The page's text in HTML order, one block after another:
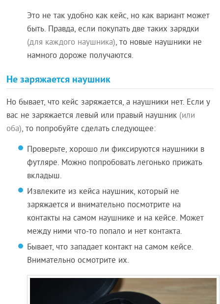
Это не так удобно как кейс, но как вариант может
быть. Правда, если покупать две таких зарядки
(для каждого наушника), то новые наушники не
намного дороже получаются.
Не заряжается наушник
Но бывает, что кейс заряжается, а наушники нет. Если у
вас не заряжается левый или правый наушник (или
оба), то попробуйте сделать следующее:
Проверьте, хорошо ли фиксируются наушники в
футляре. Можно попробовать легонько прижать
вкладыш.
Извлеките из кейса наушник, который не
заряжается и внимательно посмотрите на
контакты на самом наушнике и на кейсе. Может
между ними что-то попало и нет контакта.
Бывает, что западает контакт на самом кейсе.
Внимательно осмотрите их.